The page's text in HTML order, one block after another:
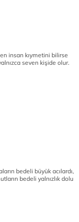
insan kıymetini bilirse
seven kişide olur.
bedeli büyük acılardı,
bedeli yalnızlık dolu